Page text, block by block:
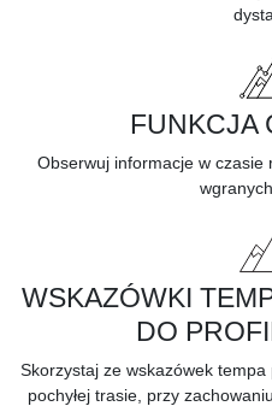
FUNKCJA
Obserwuj informacje w czasie
WSKAZÓWKI
DO
Skorzystaj ze wskazówek
pochyłej trasie, przy